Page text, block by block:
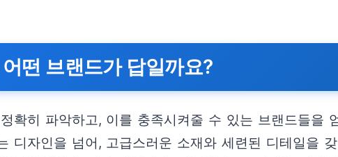
떤 브랜드가 답일까요?
확히 파악하고, 이를 충족시켜줄 수 있는 브랜드들을
디자인을 넘어, 고급스러운 소재와 세련된 디테일을